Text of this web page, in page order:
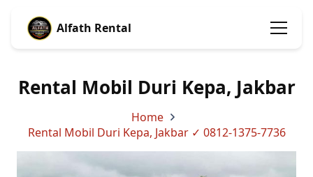
Alfath Rental
Rental Mobil Duri Kepa, Jakbar
Home
Rental Mobil Duri Kepa, Jakbar ✓ 0812-1375-7736